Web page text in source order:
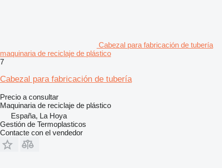
Cabezal para fabricación de tubería
maquinaria de reciclaje de plástico
7
Cabezal para fabricación de tubería
Precio a consultar
Maquinaria de reciclaje de plástico
España, La Hoya
Gestión de Termoplasticos
Contacte con el vendedor